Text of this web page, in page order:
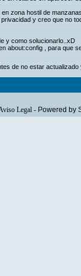
zona hostil de
y creo que no
y como solucionarlo..xD
about:config , para que
de no estar
Legal- Powered by